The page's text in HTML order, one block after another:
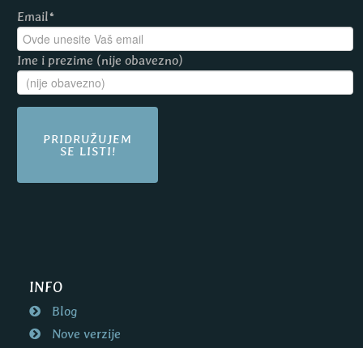
Email*
Ime i prezime (nije obavezno)
PRIDRUŽUJEM
SE LISTI!
INFO
Blog
Nove verzije